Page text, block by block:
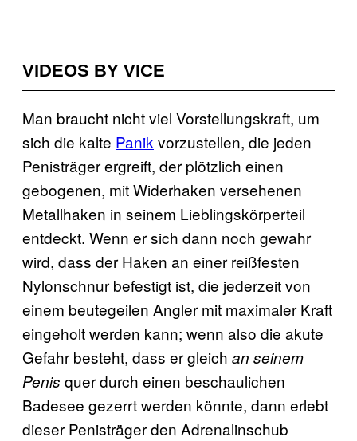
VIDEOS BY VICE
Man braucht nicht viel Vorstellungskraft, um
sich die kalte Panik vorzustellen, die jeden
Penisträger ergreift, der plötzlich einen
gebogenen, mit Widerhaken versehenen
Metallhaken in seinem Lieblingskörperteil
entdeckt. Wenn er sich dann noch gewahr
wird, dass der Haken an einer reißfesten
Nylonschnur befestigt ist, die jederzeit von
einem beutegeilen Angler mit maximaler Kraft
eingeholt werden kann; wenn also die akute
Gefahr besteht, dass er gleich an seinem
Penis quer durch einen beschaulichen
Badesee gezerrt werden könnte, dann erlebt
dieser Penisträger den Adrenalinschub